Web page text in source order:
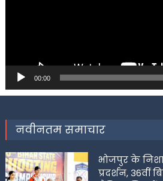
00:00
नवीनतम समाचार
भोजपुर के
प्रदर्शन, 36वीं